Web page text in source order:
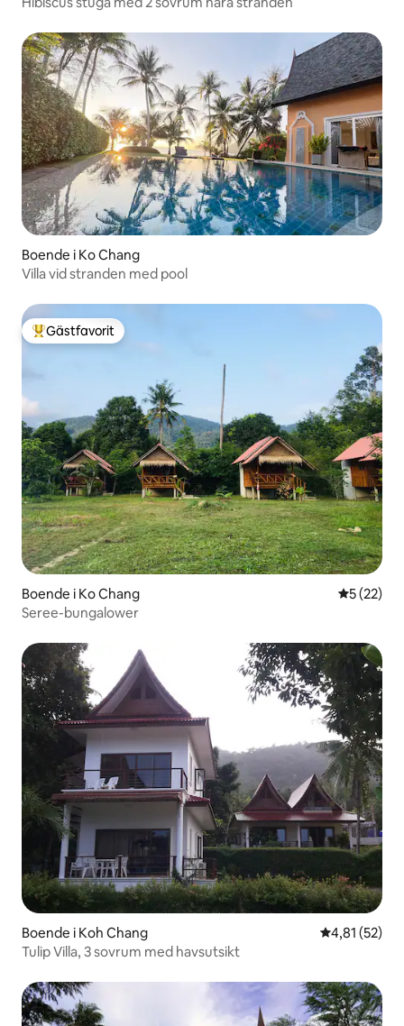
Boende i Ko Chang
Villa vid stranden med pool
Populär gästfavorit
Gästfavorit
Boende i Ko Chang 5 av 5 i
5 (22)
Seree-bungalower
Boende i Koh Chang 4,81 av 5 i
4,81 (52)
Tulip Villa, 3 sovrum med havsutsikt